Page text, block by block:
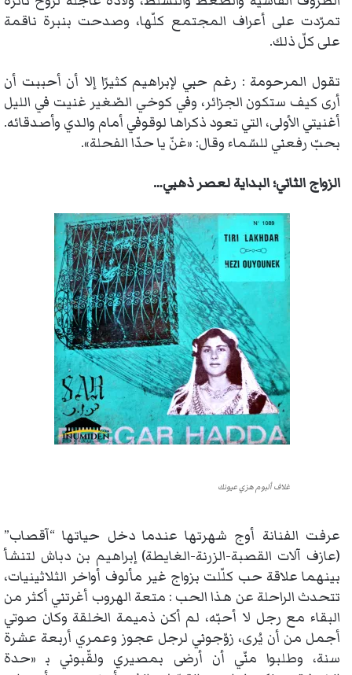
تمرّدت على أعراف المجتمع كلّها، وصدحت بنبرة ناقمة
على كلّ ذلك.
تقول المرحومة : رغم حبي لإبراهيم كثيرًا إلا أن أحببت أن
أرى كيف ستكون الجزائر، وفي كوخي الصّغير غنيت في الليل
أغنيتي الأولى، التي تعود ذكراها لوقوفي أمام والدي وأصدقائه.
بحبّ رفعني للسّماء وقال: «غنّ يا حدّا الفحلة».
الزواج الثاني؛ البداية لعصر ذهبي…
غلاف ألبوم هزي عيونك
عرفت الفنانة أوج شهرتها عندما دخل حياتها “آقصاب”
(عازف آلات القصبة-الزرنة-الغايطة) إبراهيم بن دباش لتنشأ
بينهما علاقة حب كلّلت بزواج غير مألوف أواخر الثلاثينيات،
تتحدث الراحلة عن هذا الحب : متعة الهروب أغرتني أكثر من
البقاء مع رجل لا أحبّه، لم أكن ذميمة الخلقة وكان صوتي
أجمل من أن يُرى، زوّجوني لرجل عجوز وعمري أربعة عشرة
سنة، وطلبوا منّي أن أرضى بمصيري ولقّبوني ﺑ «حدة